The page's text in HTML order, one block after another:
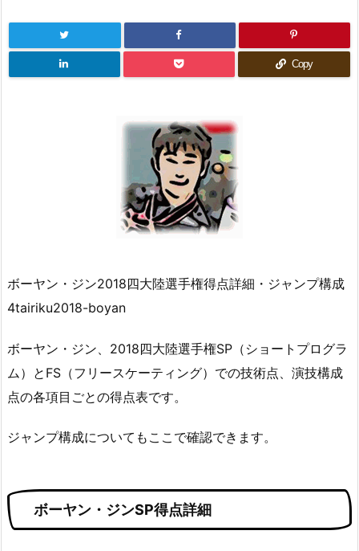
Copy
ボーヤン・ジン2018四大陸選手権得点詳細・ジャンプ構成
4tairiku2018-boyan
ボーヤン・ジン、2018四大陸選手権SP（ショートプログラ
ム）とFS（フリースケーティング）での技術点、演技構成
点の各項目ごとの得点表です。
ジャンプ構成についてもここで確認できます。
ボーヤン・ジンSP得点詳細